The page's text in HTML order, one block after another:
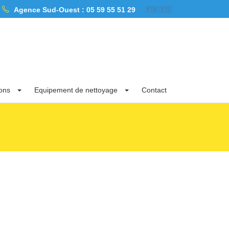
« Sud-Ouest » dans les Pyrénées Atlantiques, les Landes et la Gironde.
Agence Sud-Ouest : 05 59 55 51 29 🇫🇷 🇪🇸
Equipement de nettoyage Contact